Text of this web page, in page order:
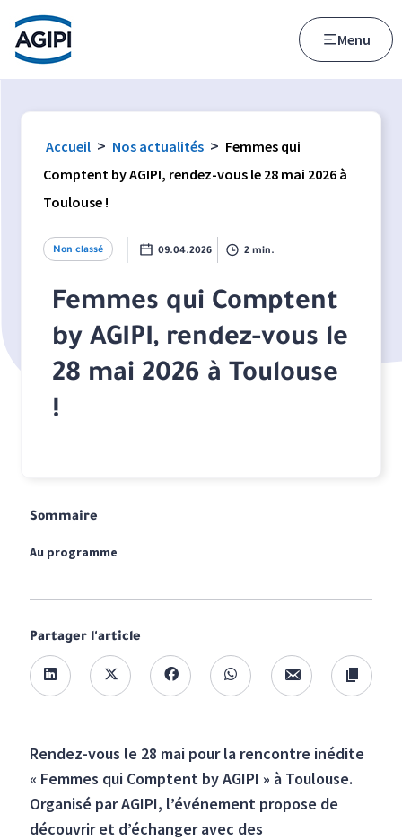
Accès au menu
Accès au contenu principal
Menu
Accueil > Nos actualités > Femmes qui
Comptent by AGIPI, rendez-vous le 28 mai 2026 à
Toulouse !
Non classé 09.04.2026 2 min.
Femmes qui Comptent
by AGIPI, rendez-vous le
28 mai 2026 à Toulouse
!
Sommaire
Au programme
Partager l'article
Rendez-vous le 28 mai pour la rencontre inédite
« Femmes qui Comptent by AGIPI » à Toulouse.
Organisé par AGIPI, l’événement propose de
découvrir et d’échanger avec des